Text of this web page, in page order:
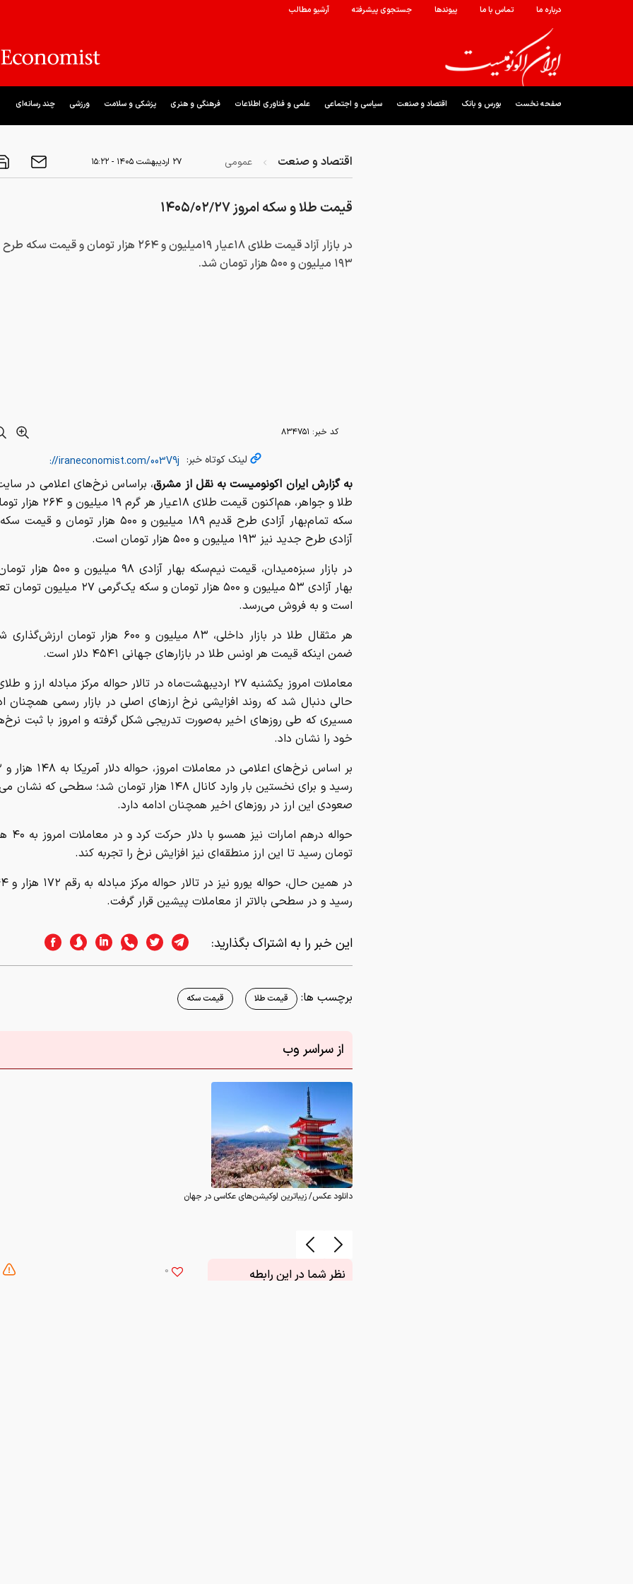
درباره ما تماس با ما پیوندها جستجوی پیشرفته آرشیو مطالب
صفحه نخست بورس و بانک اقتصاد و صنعت سیاسی و اجتماعی علمی و فناوری اطلاعات فرهنگی و هنری پزشکی و سلامت ورزشی چند رسانه‌ای
اقتصاد و صنعت عمومی ۲۷ ارديبهشت ۱۴۰۵ - ۱۵:۲۲
قیمت طلا و سکه امروز ۱۴۰۵/۰۲/۲۷
در بازار آزاد قیمت طلای ۱۸عیار ۱۹میلیون و ۲۶۴ هزار تومان و
۱۹۳ میلیون و ۵۰۰ هزار تومان شد.
کد خبر: ۸۳۴۷۵۱
لینک کوتاه خبر:
به گزارش ایران اکونومیست به نقل از مشرق، براساس نرخ‌های اعلامی در
طلا و جواهر، هم‌اکنون قیمت طلای
سکه تمام‌بهار آزادی طرح قدیم ۱۸۹ میلیون و ۵۰۰ هزار
آزادی طرح جدید نیز ۱۹۳ میلیون و ۵۰۰ هزار تومان است.
در بازار سبزه‌میدان، قیمت نیم‌سکه بهار
بهار آزادی ۵۳ میلیون و ۵۰۰ هزار تومان و سکه
است و به فروش می‌رسد.
هر مثقال طلا در بازار داخلی، ۸۳ میلیون و ۶۰۰ هزار
ضمن اینکه قیمت هر اونس طلا در بازارهای جهانی ۴۵۴۱ دلار است.
معاملات امروز یکشنبه ۲۷ اردیبهشت‌ماه در تالار حواله مرکز مبادله ارز
حالی دنبال شد که روند افزایشی نرخ ارزهای اصلی در بازار رسمی همچنان
مسیری که طی روزهای اخیر به‌صورت تدریجی شکل گرفته و امروز با ثبت
خود را نشان داد.
رسید و برای نخستین بار وارد کانال ۱۴۸ هزار تومان شد؛ سطحی
صعودی این ارز در روزهای اخیر همچنان ادامه دارد.
تومان رسید تا این ارز منطقه‌ای نیز افزایش نرخ را تجربه کند.
رسید و در سطحی بالاتر از معاملات پیشین قرار گرفت.
این خبر را به اشتراک بگذارید:
برچسب ها: قیمت طلا قیمت سکه
از سراسر وب
دانلود عکس/ زیباترین لوکیشن‌های عکاسی در جهان
0
نظر شما در این رابطه